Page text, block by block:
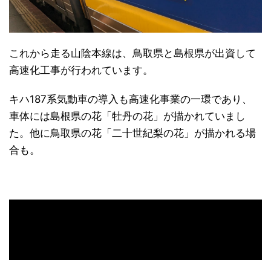
これから走る山陰本線は、鳥取県と島根県が出資して
高速化工事が行われています。
キハ187系気動車の導入も高速化事業の一環であり、
車体には島根県の花「牡丹の花」が描かれていまし
た。他に鳥取県の花「二十世紀梨の花」が描かれる場
合も。